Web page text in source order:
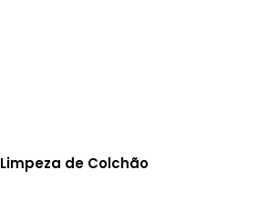
Limpeza de Colchão